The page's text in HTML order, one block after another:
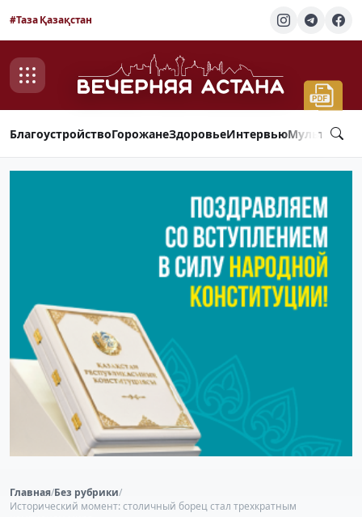
#Таза Қазақстан
БлагоустройствоГорожанеЗдоровьеИнтервью
Главная/Без рубрики/
Исторический момент: столичный борец стал трехкратным